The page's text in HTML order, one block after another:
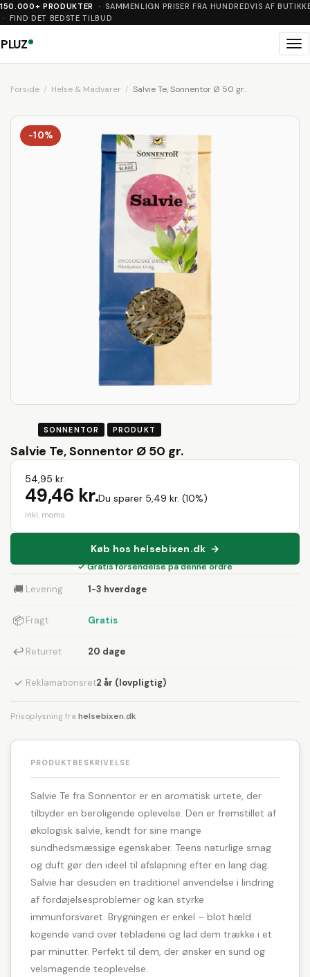
150.000+ PRODUKTER
· SAMMENLIGN PRISER FRA HUNDREDVIS AF
· FIND DET BEDSTE TILBUD
PLUZ
Forside Helse & Madvarer Salvie Te, Sonnentor Ø 50 gr.
-10%
SONNENTOR PRODUKT
Salvie Te, Sonnentor Ø 50 gr.
54,95 kr.
49,46 kr.Du sparer 5,49 kr. (10%)
inkl. moms
Køb hos helsebixen.dk →
✓ Gratis forsendelse på denne ordre
🚚 Levering 1-3 hverdage
📦 Fragt Gratis
↩ Returret 20 dage
✓ Reklamationsret2 år (lovpligtig)
Prisoplysning fra helsebixen.dk
PRODUKTBESKRIVELSE
Salvie Te fra Sonnentor er en aromatisk urtete, der
tilbyder en beroligende oplevelse. Den er fremstillet af
økologisk salvie, kendt for sine mange
sundhedsmæssige egenskaber. Teens naturlige smag
og duft gør den ideel til afslapning efter en lang dag.
Salvie har desuden en traditionel anvendelse i lindring
af fordøjelsesproblemer og kan styrke
immunforsvaret. Brygningen er enkel – blot hæld
kogende vand over tebladene og lad dem trække i et
par minutter. Perfekt til dem, der ønsker en sund og
velsmagende teoplevelse.